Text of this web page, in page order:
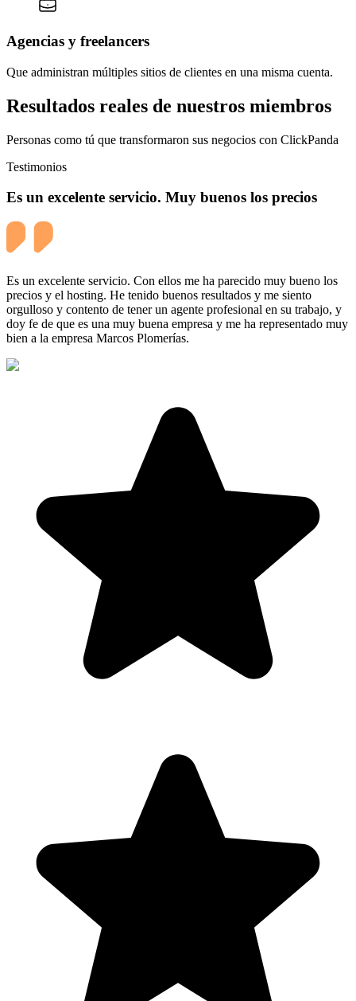
Agencias y freelancers
Que administran múltiples sitios de clientes en una misma cuenta.
Resultados reales de nuestros miembros
Personas como tú que transformaron sus negocios con ClickPanda
Testimonios
Es un excelente servicio. Muy buenos los precios
Es un excelente servicio. Con ellos me ha parecido muy bueno los
precios y el hosting. He tenido buenos resultados y me siento
orgulloso y contento de tener un agente profesional en su trabajo, y
doy fe de que es una muy buena empresa y me ha representado muy
bien a la empresa Marcos Plomerías.